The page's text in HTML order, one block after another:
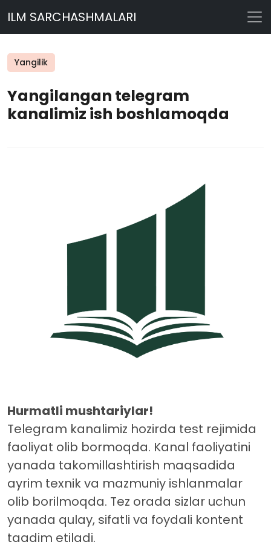
ILM SARCHASHMALARI
Yangilik
Yangilangan telegram
kanalimiz ish boshlamoqda
Hurmatli mushtariylar!
Telegram kanalimiz hozirda test rejimida
faoliyat olib bormoqda. Kanal faoliyatini
yanada takomillashtirish maqsadida
ayrim texnik va mazmuniy ishlanmalar
olib borilmoqda. Tez orada sizlar uchun
yanada qulay, sifatli va foydali kontent
taqdim etiladi.